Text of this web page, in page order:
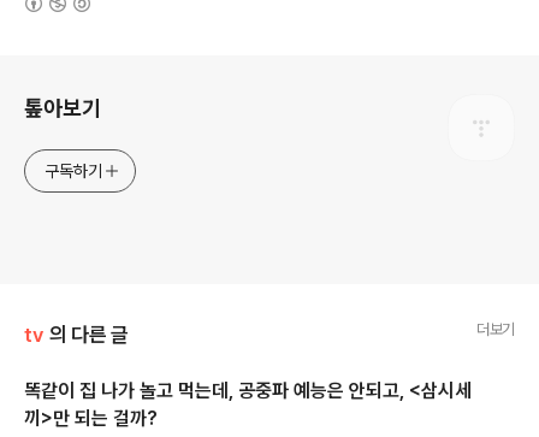
톺아보기
구독하기
tv 의 다른 글 더보기
똑같이 집 나가 놀고 먹는데, 공중파 예능은 안되고, <삼시세
끼>만 되는 걸까?